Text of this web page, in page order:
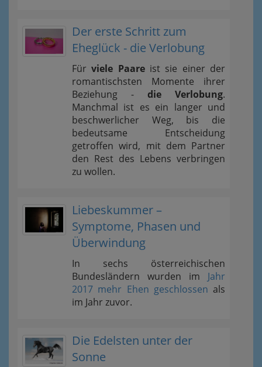
Der erste Schritt zum
Eheglück - die Verlobung
Fürviele Paareist sie einer der
romantischsten Momente ihrer
Beziehung - die Verlobung.
Manchmal ist es ein langer und
beschwerlicher Weg, bis die
bedeutsame Entscheidung
getroffen wird, mit dem Partner
den Rest des Lebens verbringen
zu wollen.
Liebeskummer –
Symptome, Phasen und
Überwindung
In sechs österreichischen
Bundesländern wurden im Jahr
2017 mehr Ehen geschlossen als
im Jahr zuvor.
Die Edelsten unter der
Sonne